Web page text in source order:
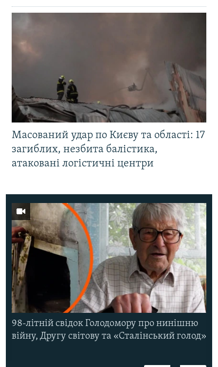
Масований удар по Києву та області: 17
загиблих, незбита балістика,
атаковані логістичні центри
98-літній свідок Голодомору про нинішню
війну, Другу світову та «Сталінський голод»